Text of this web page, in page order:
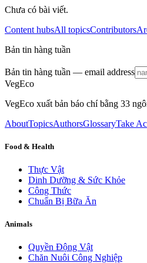
Chưa có bài viết.
Content hubsAll topicsContributors
Bản tin hàng tuần
Bản tin hàng tuần — email address
VegEco
VegEco xuất bản báo chí bằng 33
AboutTopicsAuthorsGlossaryTake
Food & Health
Thực Vật
Dinh Dưỡng & Sức Khỏe
Công Thức
Chuẩn Bị Bữa Ăn
Animals
Quyền Động Vật
Chăn Nuôi Công Nghiệp